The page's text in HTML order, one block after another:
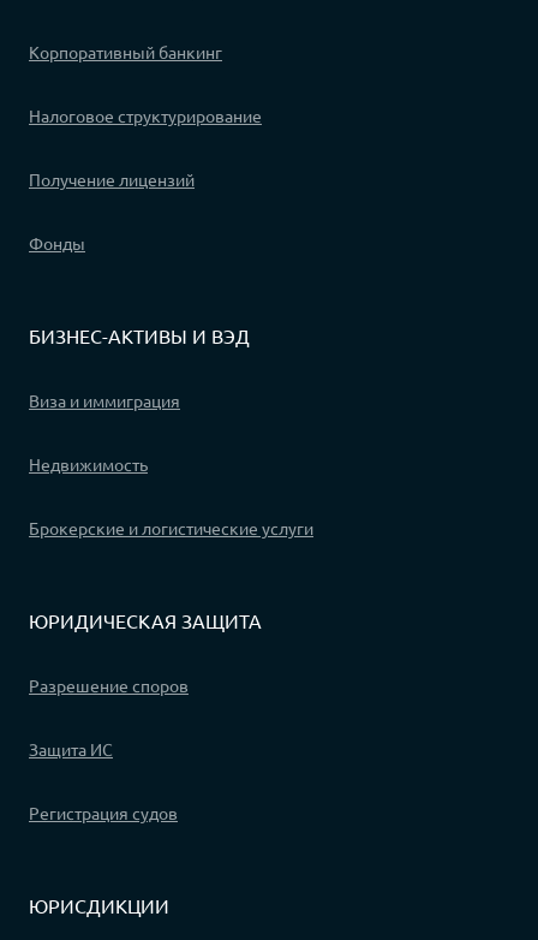
Корпоративный банкинг
Налоговое структурирование
Получение лицензий
Фонды
БИЗНЕС-АКТИВЫ И ВЭД
Виза и иммиграция
Недвижимость
Брокерские и логистические услуги
ЮРИДИЧЕСКАЯ ЗАЩИТА
Разрешение споров
Защита ИС
Регистрация судов
ЮРИСДИКЦИИ